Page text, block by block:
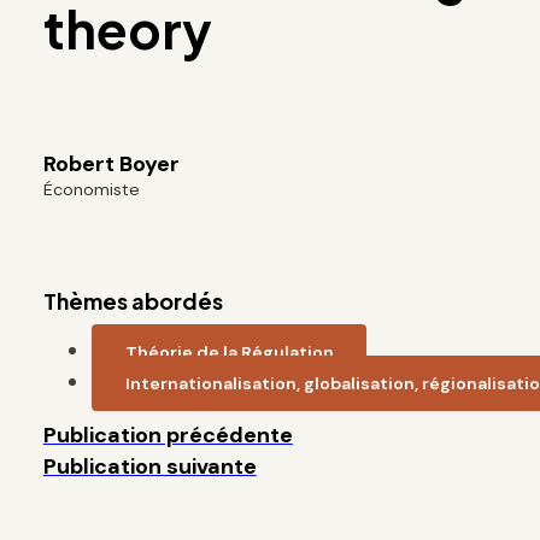
theory
Robert Boyer
Économiste
Thèmes abordés
Théorie de la Régulation
Internationalisation, globalisation,
Publication précédente
Publication suivante